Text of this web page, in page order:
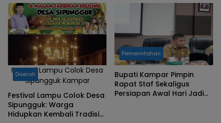
Festival Lampu Colok Desa
Sipungguk Kampar
Daerah
Festival Lampu Colok Desa
Sipungguk: Warga
Hidupkan Kembali Tradisi
Pemerintahan
Bupati Kampar Pimpin
Rapat Staf Sekaligus
Persiapan Awal Hari Jadi